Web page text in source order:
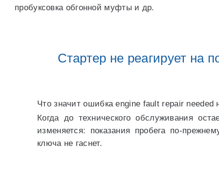
пробуксовка обгонной муфты и др.
Стартер не реагирует на
Что значит ошибка engine fault repair needed
Когда до технического обслуживания
изменяется: показания пробега по-
ключа не гаснет.